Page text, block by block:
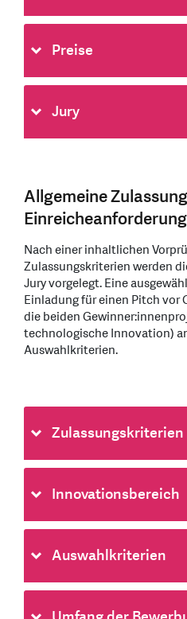
Preise
Jury
Allgemeine
Nach einer inhaltlichen
Zulassungskriterien werden
Jury vorgelegt. Eine
Einladung für einen Pitch vor
die beiden
technologische Innovation)
Auswahlkriterien.
Zulassungskriterien
Innovationsbereich
Auswahlkriterien